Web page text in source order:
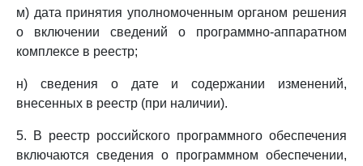
м) дата принятия уполномоченным органом решения
о включении сведений о программно-аппаратном
комплексе в реестр;
н) сведения о дате и содержании изменений,
внесенных в реестр (при наличии).
5. В реестр российского программного обеспечения
включаются сведения о программном обеспечении,